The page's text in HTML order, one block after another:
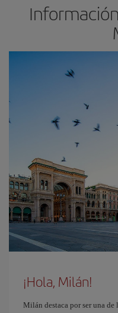
¡Hola, Milán!
Milán destaca por ser una